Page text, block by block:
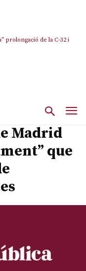
prolongació de la C-32 i
Madrid
que